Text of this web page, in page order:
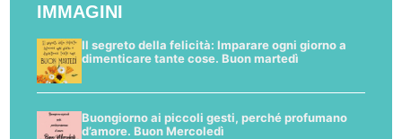
IMMAGINI
Il segreto della felicità: Imparare ogni giorno a
dimenticare tante cose. Buon martedì
Buongiorno ai piccoli gesti, perché profumano
d’amore. Buon Mercoledì